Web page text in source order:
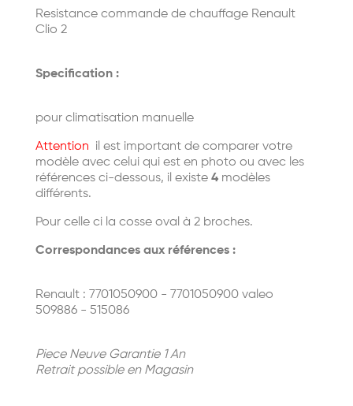
Resistance commande de chauffage Renault
Clio 2
Specification :
pour climatisation manuelle
Attention
il est important de comparer votre
modèle avec celui qui est en photo ou avec les
références ci-dessous, il existe 4 modèles
différents.
Pour celle ci la cosse oval à 2 broches.
Correspondances aux références :
Renault : 7701050900 - 7701050900 valeo
509886 - 515086
Piece Neuve Garantie 1 An
Retrait possible en Magasin